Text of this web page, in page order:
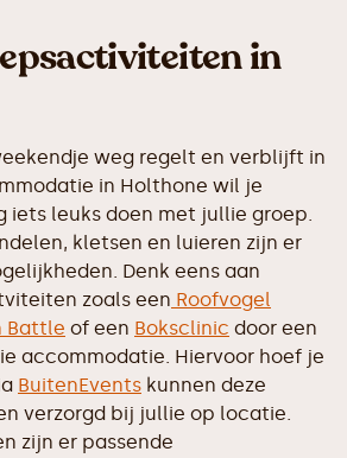
in
weg regelt en verblijft in
in Holthone wil je
iets leuks doen met jullie groep.
kletsen en luieren zijn er
Denk eens aan
zoals een Roofvogel
Battle of een Boksclinic door een
accommodatie. Hiervoor hoef je
BuitenEvents kunnen deze
verzorgd bij jullie op locatie.
zijn er passende